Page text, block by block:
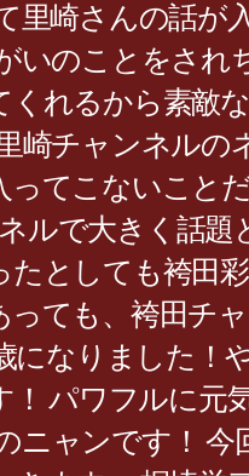
里崎さんの話
いのことをされ
れるから素敵
里崎チャンネル
ってこないこと
ルで大きく話
としても袴田
っても、袴田チ
になりました！
パワフルに元
ニャンです！